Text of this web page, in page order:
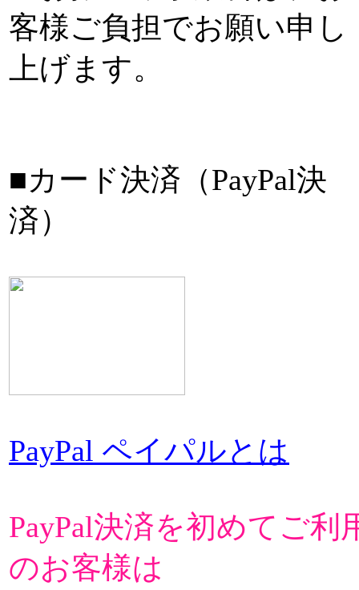
客様ご負担でお願い申し
上げます。
■カード決済（PayPal決
済）
PayPal ペイパルとは
PayPal決済を初めてご利
のお客様は